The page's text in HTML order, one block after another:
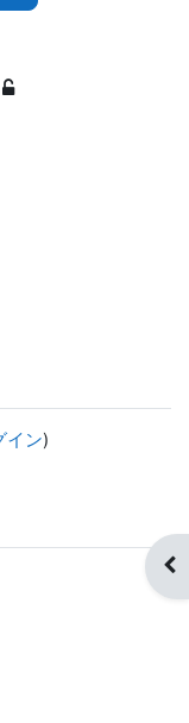
ブ
コースを検索する
イン)